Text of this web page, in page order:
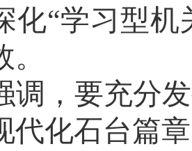
化“学习型机
。
调，要充分
代化石台篇